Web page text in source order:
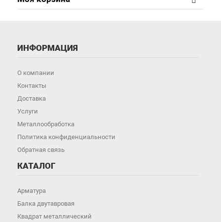
ИНФОРМАЦИЯ
О компании
Контакты
Доставка
Услуги
Металлообработка
Политика конфиденциальности
Обратная связь
КАТАЛОГ
Арматура
Балка двутавровая
Квадрат металлический